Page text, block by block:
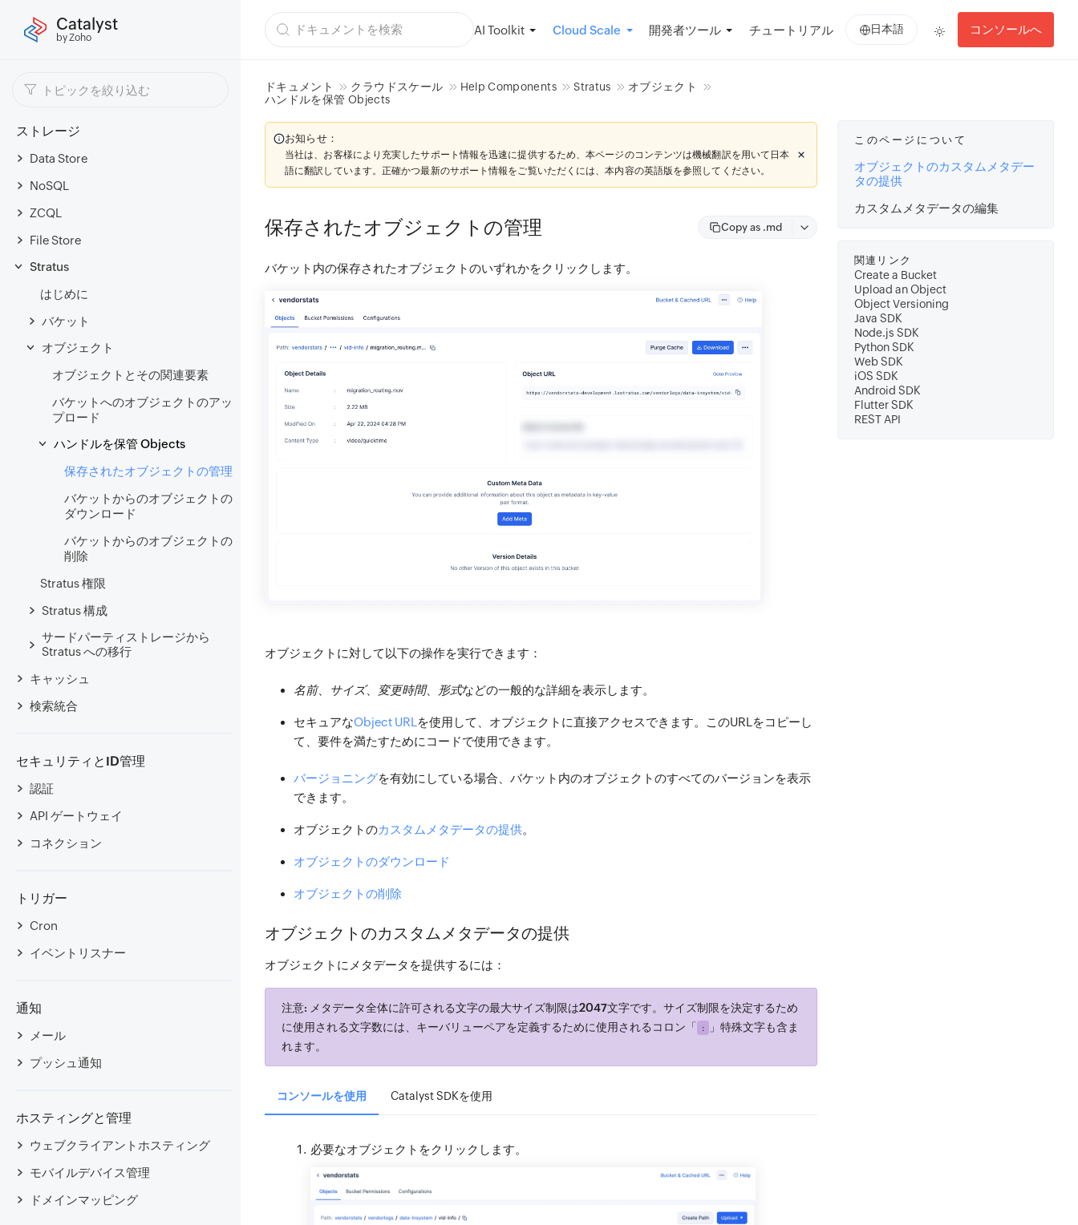
Catalyst
by Zoho
AI Toolkit Cloud Scale 開発者ツール チュートリアル 日本語 コンソールへ
ストレージ
Data Store
NoSQL
ZCQL
File Store
Stratus
はじめに
バケット
オブジェクト
オブジェクトとその関連要素
バケットへのオブジェクトのアッ
プロード
ハンドルを保管 Objects
保存されたオブジェクトの管理
バケットからのオブジェクトの
ダウンロード
バケットからのオブジェクトの
削除
Stratus 権限
Stratus 構成
サードパーティストレージから
Stratus への移行
キャッシュ
検索統合
セキュリティとID管理
認証
API ゲートウェイ
コネクション
トリガー
Cron
イベントリスナー
通知
メール
プッシュ通知
ホスティングと管理
ウェブクライアントホスティング
モバイルデバイス管理
ドメインマッピング
ドキュメント クラウドスケール Help Components Stratus
オブジェクト
ハンドルを保管 Objects
お知らせ：
当社は、お客様により充実したサポート情報を迅速に提供するため、本ページのコンテンツは機械翻訳を用いて日本
語に翻訳しています。正確かつ最新のサポート情報をご覧いただくには、本内容の英語版を参照してください。
保存されたオブジェクトの管理 Copy as .md
バケット内の保存されたオブジェクトのいずれかをクリックします。
オブジェクトに対して以下の操作を実行できます：
名前、 サイズ、 変更時間、 形式などの一般的な詳細を表示します。
セキュアなObject URL を使用して、オブジェクトに直接アクセスできます。このURLをコピーし
て、要件を満たすためにコードで使用できます。
バージョニングを有効にしている場合、バケット内のオブジェクトのすべてのバージョンを表示
できます。
オブジェクトのカスタムメタデータの提供。
オブジェクトのダウンロード
オブジェクトの削除
オブジェクトのカスタムメタデータの提供
オブジェクトにメタデータを提供するには：
注意: メタデータ全体に許可される文字の最大サイズ制限は2047文字です。サイズ制限を決定するため
に使用される文字数には、キーバリューペアを定義するために使用されるコロン「
:
」特殊文字も含ま
れます。
コンソールを使用
必要なオブジェクトをクリックします。
Catalyst SDKを使用
このページについて
オブジェクトのカスタムメタデー
タの提供
カスタムメタデータの編集
関連リンク
Create a Bucket
Upload an Object
Object Versioning
Java SDK
Node.js SDK
Python SDK
Web SDK
iOS SDK
Android SDK
Flutter SDK
REST API